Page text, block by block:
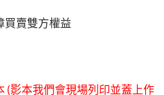
買賣雙方權益
(影本我們會現場列印並蓋上作